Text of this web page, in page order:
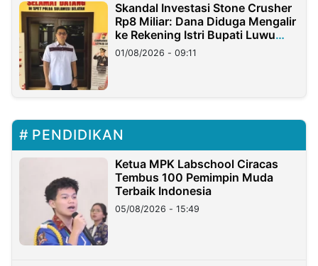
Skandal Investasi Stone Crusher
Rp8 Miliar: Dana Diduga Mengalir
ke Rekening Istri Bupati Luwu
Timur
01/08/2026 - 09:11
PENDIDIKAN
Ketua MPK Labschool Ciracas
Tembus 100 Pemimpin Muda
Terbaik Indonesia
05/08/2026 - 15:49